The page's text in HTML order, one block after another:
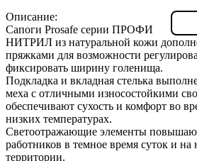
Описание:
Сапоги Prosafe серии ПРОФИ
НИТРИЛ из натуральной кожи
пряжками для возможности
фиксировать ширину голенища.
Подкладка и вкладная стелька
меха с отличными износостойкими
обеспечивают сухость и комфорт во
низких температурах.
Светоотражающие элементы
работников в темное время суток и на
территории.